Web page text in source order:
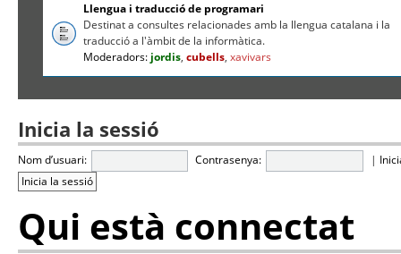
Llengua i traducció de programari
Destinat a consultes relacionades amb la llengua catalana i la
traducció a l'àmbit de la informàtica.
Moderadors: jordis,cubells,xavivars
Inicia la sessió
Nom d’usuari: Contrasenya: |
Qui està connectat